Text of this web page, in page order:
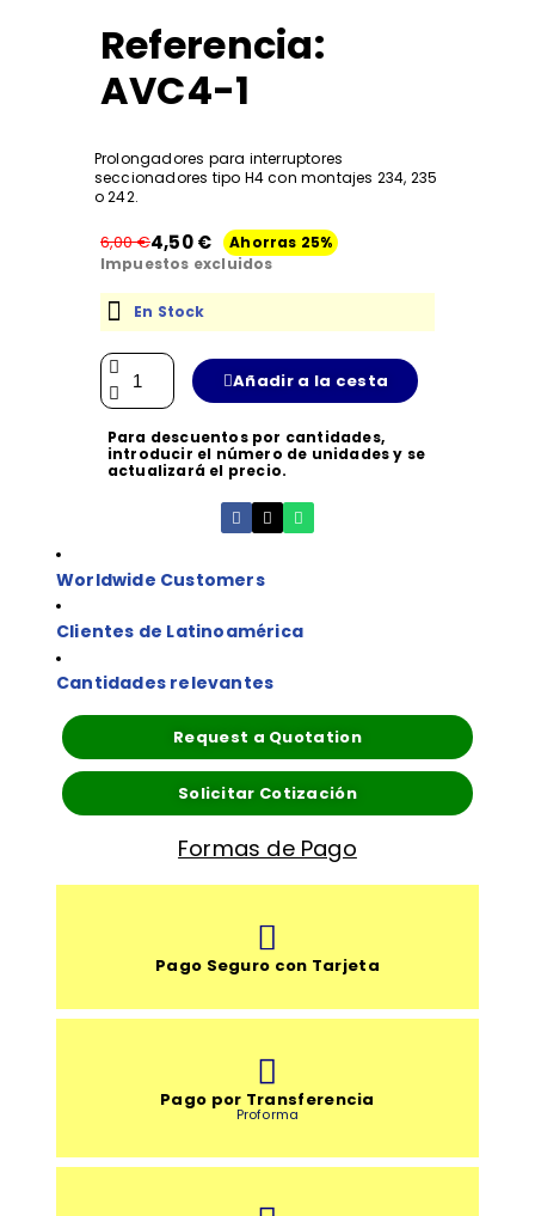
Referencia:
AVC4-1
Prolongadores para interruptores
seccionadores tipo H4 con montajes 234, 235
o 242.
6,00 €4,50 €
Ahorras 25%
Impuestos excluidos
En Stock
Añadir a la cesta
Para descuentos por cantidades,
introducir el número de unidades y se
actualizará el precio.
Worldwide Customers
Clientes de Latinoamérica
Cantidades relevantes
Request a Quotation
Solicitar Cotización
Formas de Pago
Pago Seguro con Tarjeta
Pago por Transferencia
Proforma